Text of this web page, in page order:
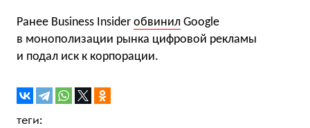
Ранее Business Insider обвинил Google
в монополизации рынка цифровой рекламы
и подал иск к корпорации.